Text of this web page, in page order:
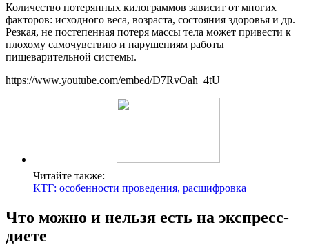
Количество потерянных килограммов зависит от многих
факторов: исходного веса, возраста, состояния здоровья и др.
Резкая, не постепенная потеря массы тела может привести к
плохому самочувствию и нарушениям работы
пищеварительной системы.
https://www.youtube.com/embed/D7RvOah_4tU
Читайте также:
КТГ: особенности проведения, расшифровка
Что можно и нельзя есть на экспресс-
диете